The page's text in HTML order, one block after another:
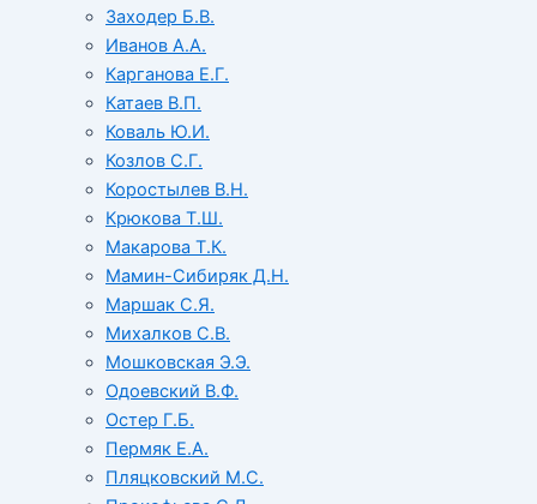
Заходер Б.В.
Иванов А.А.
Карганова Е.Г.
Катаев В.П.
Коваль Ю.И.
Козлов С.Г.
Коростылев В.Н.
Крюкова Т.Ш.
Макарова Т.К.
Мамин-Сибиряк Д.Н.
Маршак С.Я.
Михалков С.В.
Мошковская Э.Э.
Одоевский В.Ф.
Остер Г.Б.
Пермяк Е.А.
Пляцковский М.С.